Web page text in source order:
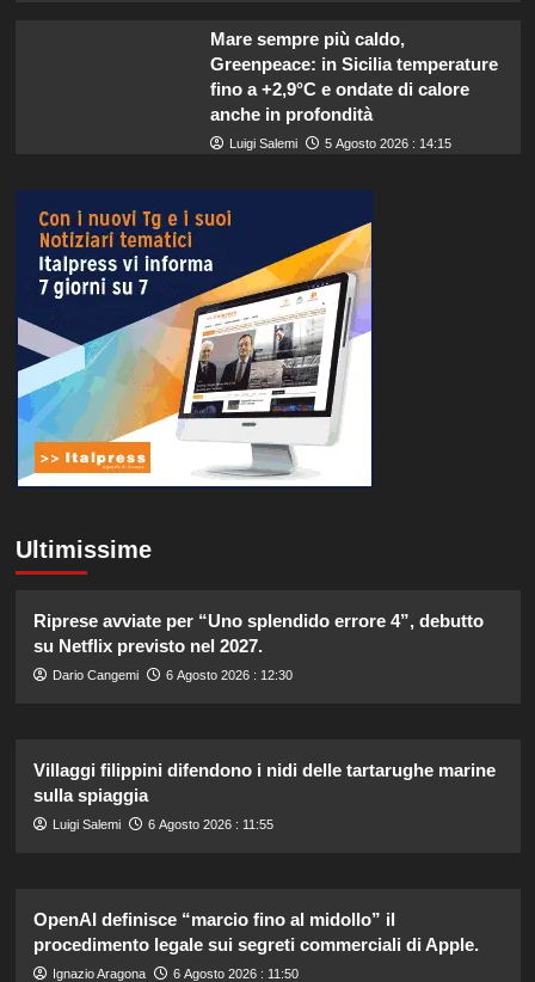
Mare sempre più caldo,
Greenpeace: in Sicilia temperature
fino a +2,9°C e ondate di calore
anche in profondità
Luigi Salemi 5 Agosto 2026 : 14:15
Ultimissime
Riprese avviate per “Uno splendido errore 4”, debutto
su Netflix previsto nel 2027.
Dario Cangemi 6 Agosto 2026 : 12:30
Villaggi filippini difendono i nidi delle tartarughe marine
sulla spiaggia
Luigi Salemi 6 Agosto 2026 : 11:55
OpenAI definisce “marcio fino al midollo” il
procedimento legale sui segreti commerciali di Apple.
Ignazio Aragona 6 Agosto 2026 : 11:50